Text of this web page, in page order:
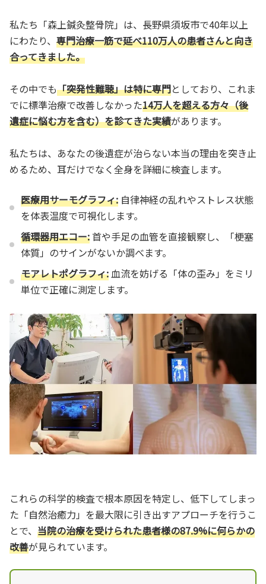
私たち「森上鍼灸整骨院」は、長野県須坂市で40年以上
にわたり、 専門治療一筋で延べ110万人の患者さんと向き
合ってきました。
その中でも「突発性難聴」は特に専門としており、これま
でに標準治療で改善しなかった14万人を超える方々（後
遺症に悩む方を含む）を診てきた実績があります。
私たちは、あなたの後遺症が治らない本当の理由を突き止
めるため、耳だけでなく全身を詳細に検査します。
医療用サーモグラフィ: 自律神経の乱れやストレス状態
を体表温度で可視化します。
循環器用エコー:首や手足の血管を直接観察し、「梗塞
体質」のサインがないか調べます。
モアレトポグラフィ: 血流を妨げる「体の歪み」をミリ
単位で正確に測定します。
これらの科学的検査で根本原因を特定し、低下してしまっ
た「自然治癒力」を最大限に引き出すアプローチを行うこ
とで、 当院の治療を受けられた患者様の87.9%に何らかの
改善が見られています。